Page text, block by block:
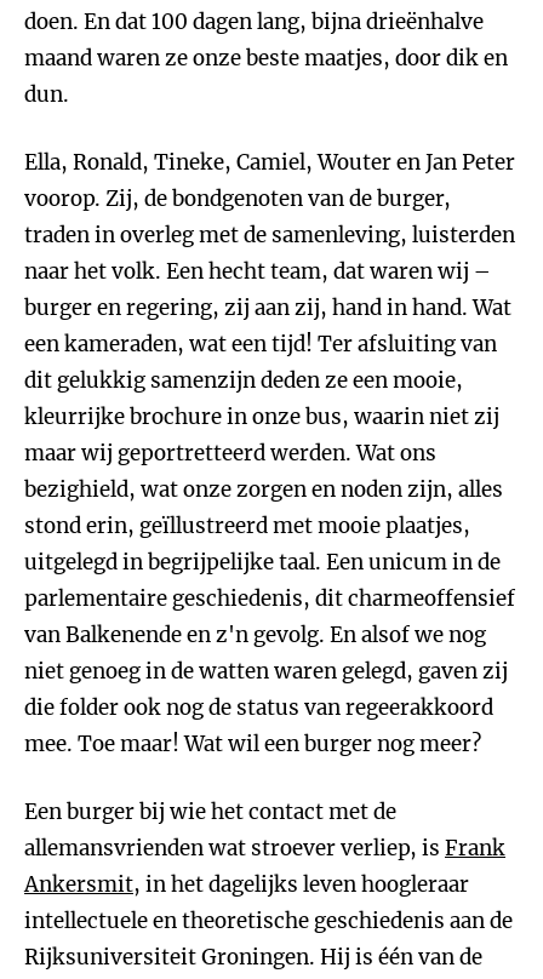
doen. En dat 100 dagen lang, bijna drieënhalve
maand waren ze onze beste maatjes, door dik en
dun.
Ella, Ronald, Tineke, Camiel, Wouter en Jan Peter
voorop. Zij, de bondgenoten van de burger,
traden in overleg met de samenleving, luisterden
naar het volk. Een hecht team, dat waren wij –
burger en regering, zij aan zij, hand in hand. Wat
een kameraden, wat een tijd! Ter afsluiting van
dit gelukkig samenzijn deden ze een mooie,
kleurrijke brochure in onze bus, waarin niet zij
maar wij geportretteerd werden. Wat ons
bezighield, wat onze zorgen en noden zijn, alles
stond erin, geïllustreerd met mooie plaatjes,
uitgelegd in begrijpelijke taal. Een unicum in de
parlementaire geschiedenis, dit charmeoffensief
van Balkenende en z'n gevolg. En alsof we nog
niet genoeg in de watten waren gelegd, gaven zij
die folder ook nog de status van regeerakkoord
mee. Toe maar! Wat wil een burger nog meer?
Een burger bij wie het contact met de
allemansvrienden wat stroever verliep, is Frank
Ankersmit, in het dagelijks leven hoogleraar
intellectuele en theoretische geschiedenis aan de
Rijksuniversiteit Groningen. Hij is één van de